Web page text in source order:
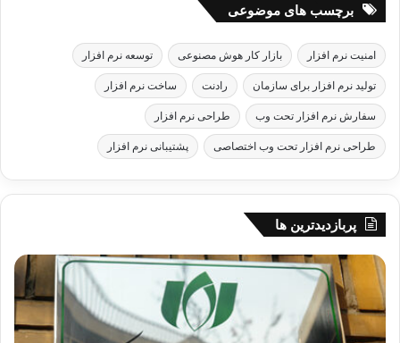
برچسب های موضوعی
امنیت نرم افزار بازار کار هوش مصنوعی توسعه نرم افزار
تولید نرم افزار برای سازمان رادنت ساخت نرم افزار
سفارش نرم افزار تحت وب طراحی نرم افزار
طراحی نرم افزار تحت وب اختصاصی پشتیبانی نرم افزار
پربازدیدترین ها